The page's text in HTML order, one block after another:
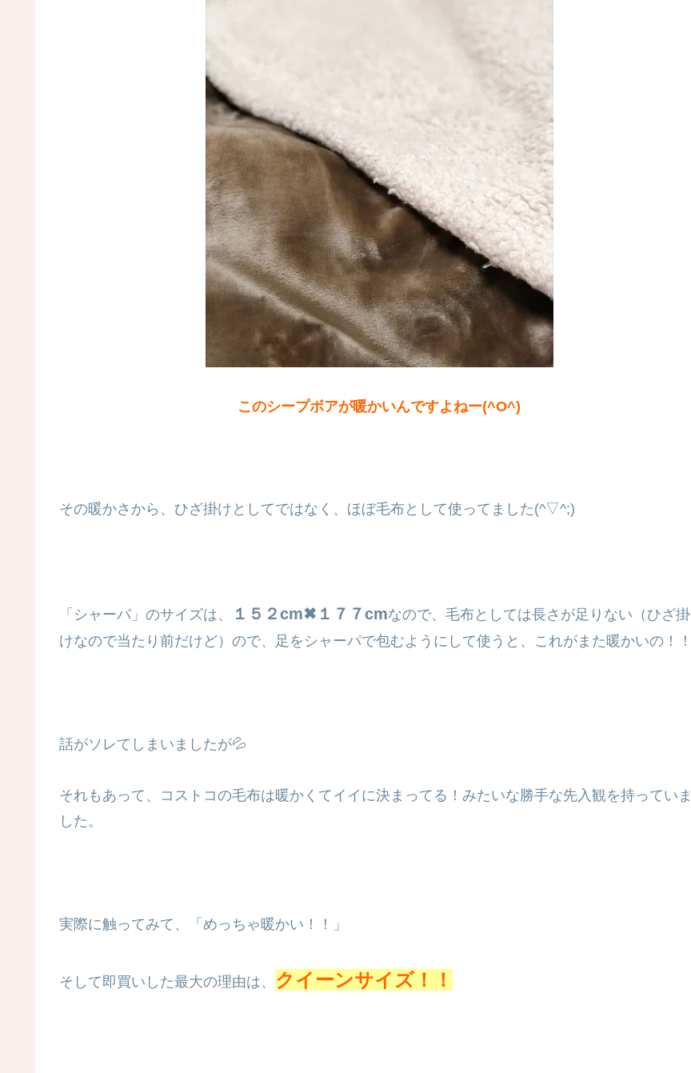
このシープボアが暖かいんですよねー(^O^)
その暖かさから、ひざ掛けとしてではなく、ほぼ毛布として使ってました(^▽^;)
「シャーパ」のサイズは、 １５２cm✖１７７cmなので、毛布としては長さが足りない（ひざ掛
けなので当たり前だけど）ので、足をシャーパで包むようにして使うと、これがまた暖かいの！！
話がソレてしまいましたが💦
それもあって、コストコの毛布は暖かくてイイに決まってる！みたいな勝手な先入観を持っていま
した。
実際に触ってみて、「めっちゃ暖かい！！」
そして即買いした最大の理由は、 クイーンサイズ！！